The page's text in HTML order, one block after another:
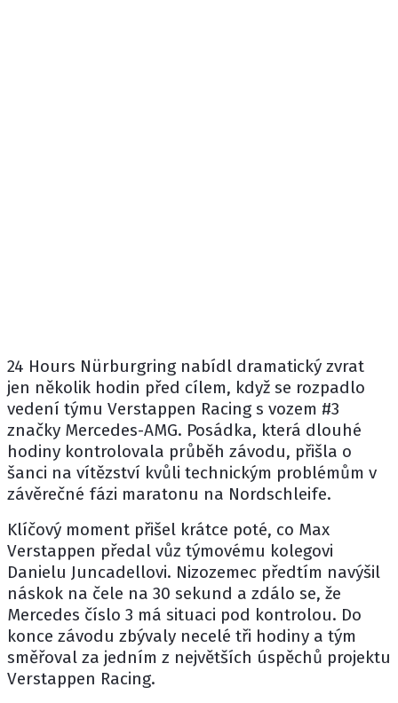
24 Hours Nürburgring nabídl dramatický zvrat
jen několik hodin před cílem, když se rozpadlo
vedení týmu Verstappen Racing s vozem #3
značky Mercedes-AMG. Posádka, která dlouhé
hodiny kontrolovala průběh závodu, přišla o
šanci na vítězství kvůli technickým problémům v
závěrečné fázi maratonu na Nordschleife.
Klíčový moment přišel krátce poté, co Max
Verstappen předal vůz týmovému kolegovi
Danielu Juncadellovi. Nizozemec předtím navýšil
náskok na čele na 30 sekund a zdálo se, že
Mercedes číslo 3 má situaci pod kontrolou. Do
konce závodu zbývaly necelé tři hodiny a tým
směřoval za jedním z největších úspěchů projektu
Verstappen Racing.